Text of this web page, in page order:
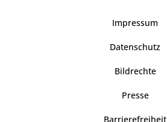
Impressum
Datenschutz
Bildrechte
Presse
Barrierefreiheit